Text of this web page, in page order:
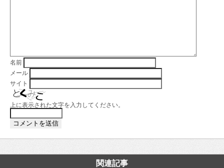
名前
メール
サイト
上に表示された文字を入力してください。
関連記事